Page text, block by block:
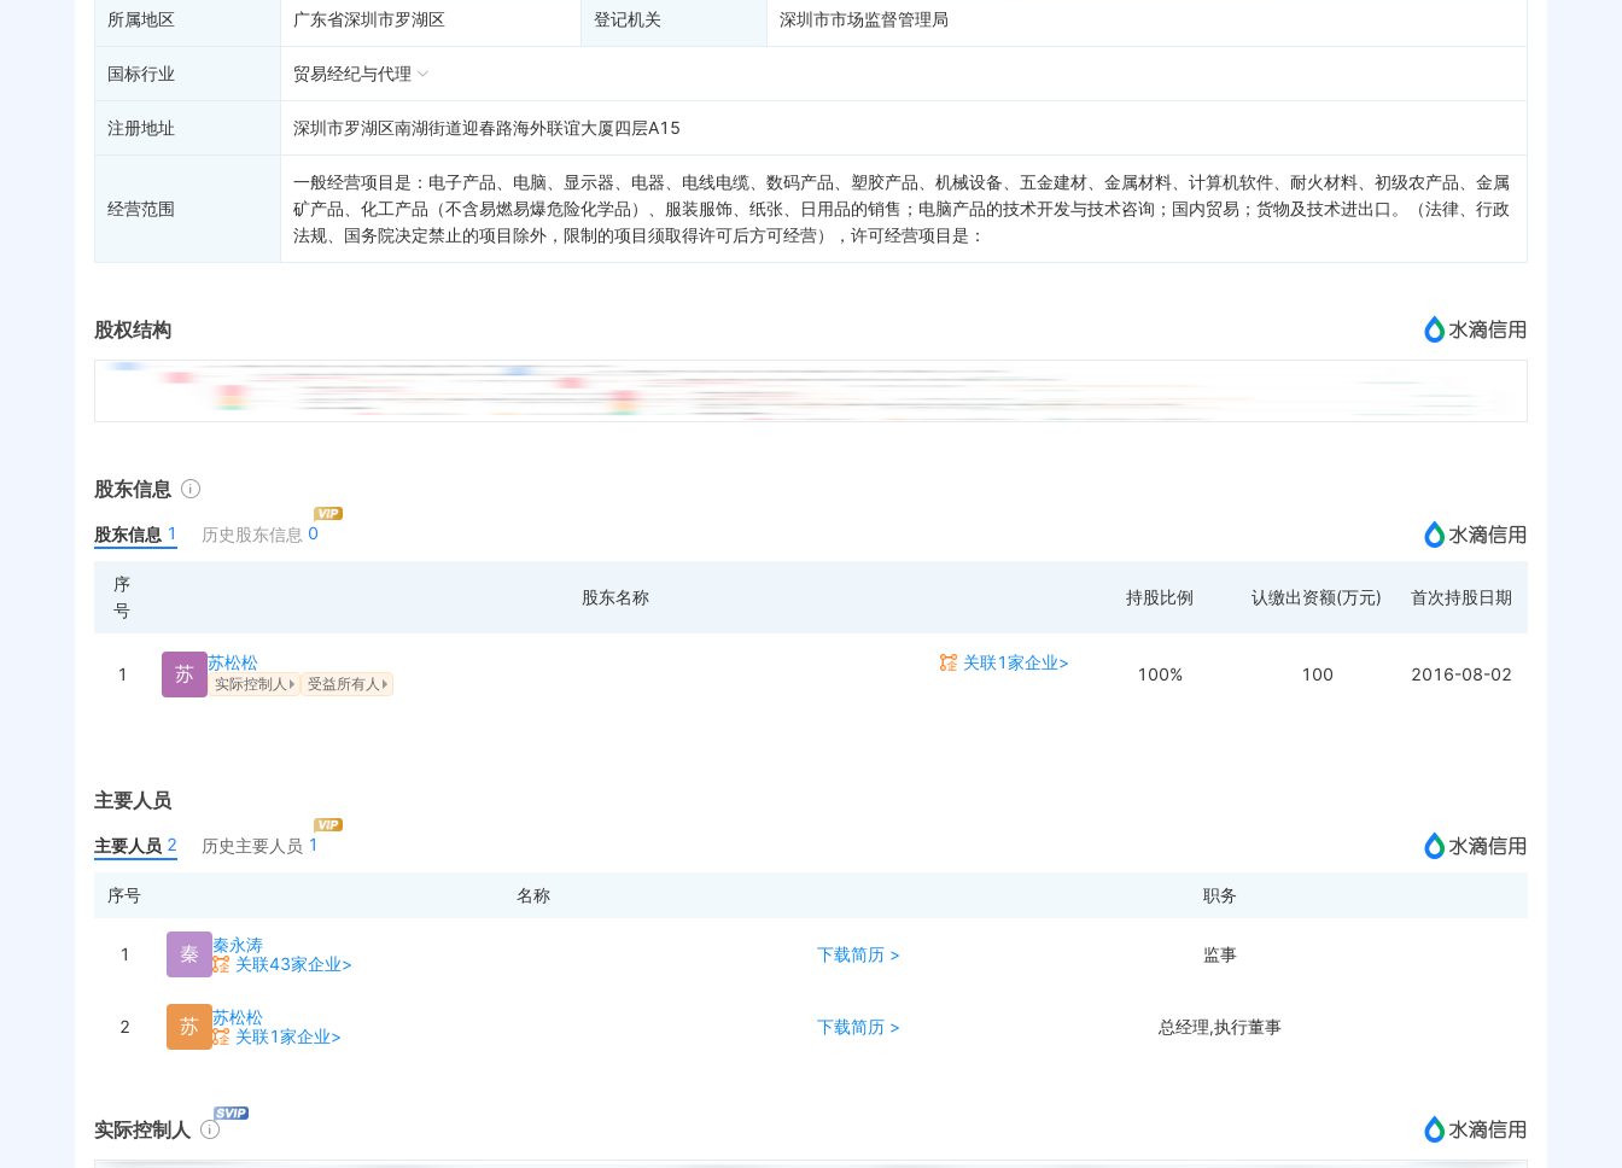
所属地区 广东省深圳市罗湖区 登记机关 深圳市市场监督管理局
国标行业 贸易经纪与代理
注册地址 深圳市罗湖区南湖街道迎春路海外联谊大厦四层A15
经营范围
一般经营项目是：电子产品、电脑、显示器、电器、电线电缆、数码产品、塑胶产品、机械设备、五金建材、金属材料、计算机软件、耐火材料、初级农产品、金属
矿产品、化工产品（不含易燃易爆危险化学品）、服装服饰、纸张、日用品的销售；电脑产品的技术开发与技术咨询；国内贸易；货物及技术进出口。（法律、行政
法规、国务院决定禁止的项目除外，限制的项目须取得许可后方可经营），许可经营项目是：
股权结构
股东信息
股东信息 1 历史股东信息 0
序
号
股东名称 持股比例 认缴出资额(万元) 首次持股日期
1 苏
苏松松 关联1家企业>
实际控制人 受益所有人 100% 100 2016-08-02
主要人员
主要人员 2 历史主要人员 1
序号 名称 职务
1 秦
秦永涛
关联43家企业>
下载简历 > 监事
2 苏
苏松松
关联1家企业>
下载简历 > 总经理,执行董事
实际控制人